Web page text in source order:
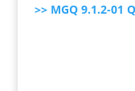
>> MGQ 9.1.2-01